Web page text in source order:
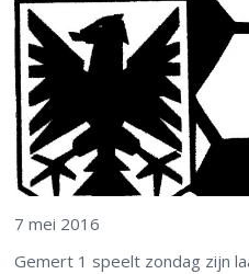
7 mei 2016
Gemert 1 speelt zondag zijn